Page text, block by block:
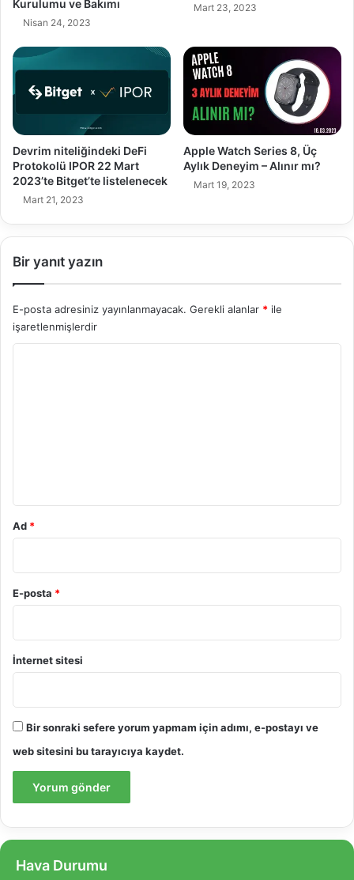
Kurulumu ve Bakımı
Nisan 24, 2023
Mart 23, 2023
Devrim niteliğindeki DeFi
Protokolü IPOR 22 Mart
2023’te Bitget’te listelenecek
Mart 21, 2023
Apple Watch Series 8, Üç
Aylık Deneyim – Alınır mı?
Mart 19, 2023
Bir yanıt yazın
E-posta adresiniz yayınlanmayacak. Gerekli alanlar * ile
işaretlenmişlerdir
Ad *
E-posta *
İnternet sitesi
Bir sonraki sefere yorum yapmam için adımı, e-postayı ve
web sitesini bu tarayıcıya kaydet.
Hava Durumu